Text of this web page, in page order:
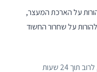
על הארכת המעצר,
על שחרור החשוד
הליך זה מתנהל בלוחות זמנים קצרים, לרוב תוך 24 שעות